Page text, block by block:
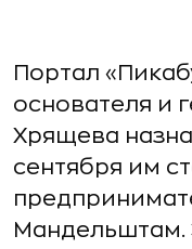
Портал
основателя и
Хрящева
сентября им
Мандельштам.